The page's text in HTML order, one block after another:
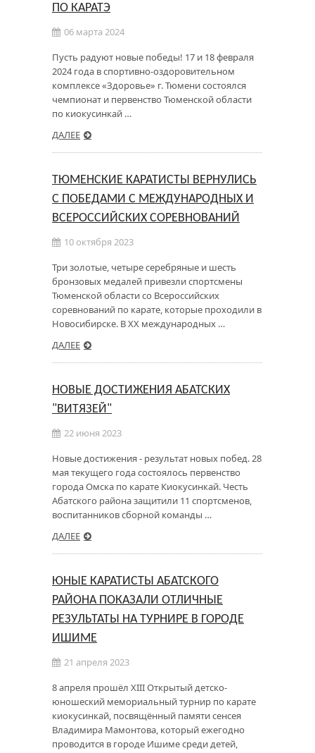
ПО КАРАТЭ
06 марта 2024
Пусть радуют новые победы! 17 и 18 февраля
2024 года в спортивно-оздоровительном
комплексе «Здоровье» г. Тюмени состоялся
чемпионат и первенство Тюменской области
по киокусинкай …
ДАЛЕЕ
ТЮМЕНСКИЕ КАРАТИСТЫ ВЕРНУЛИСЬ
С ПОБЕДАМИ С МЕЖДУНАРОДНЫХ И
ВСЕРОССИЙСКИХ СОРЕВНОВАНИЙ
10 октября 2023
Три золотые, четыре серебряные и шесть
бронзовых медалей привезли спортсмены
Тюменской области со Всероссийских
соревнований по карате, которые проходили в
Новосибирске. В XX международных …
ДАЛЕЕ
НОВЫЕ ДОСТИЖЕНИЯ АБАТСКИХ
"ВИТЯЗЕЙ"
22 июня 2023
Новые достижения - результат новых побед. 28
мая текущего года состоялось первенство
города Омска по карате Киокусинкай. Честь
Абатского района защитили 11 спортсменов,
воспитанников сборной команды …
ДАЛЕЕ
ЮНЫЕ КАРАТИСТЫ АБАТСКОГО
РАЙОНА ПОКАЗАЛИ ОТЛИЧНЫЕ
РЕЗУЛЬТАТЫ НА ТУРНИРЕ В ГОРОДЕ
ИШИМЕ
21 апреля 2023
8 апреля прошёл XIII Открытый детско-
юношеский мемориальный турнир по карате
киокусинкай, посвящённый памяти сенсея
Владимира Мамонтова, который ежегодно
проводится в городе Ишиме среди детей,